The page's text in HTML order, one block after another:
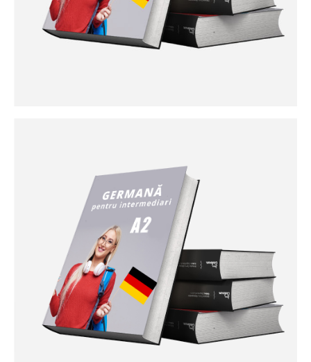
Curs germană începători A1
La nivelul de începător învățați cuvinte și propoziții simple
din sfera familiei sau a situațiilor familiare. Puteți conversa
pe teme familiare, pune și răspunde la întrebări simple.
Reușiți să folosiți fraze și propoziții simple pentru a descrie
unde locuiești sau persoanele pe care le cunoașteți .Veți
învață să scrieți cărți poștale sau să completați formulare:
nume, adresă, naționalitate.De asemena intrați în contact
cu cotidianul din societatea germană.